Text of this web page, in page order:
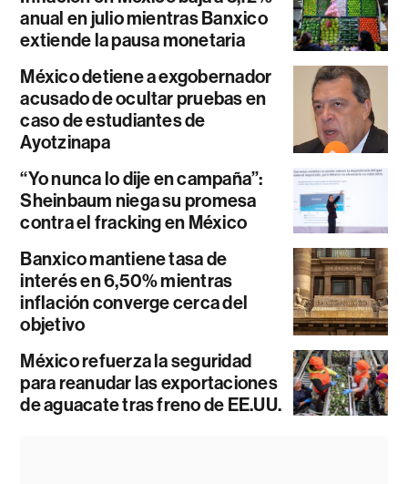
anual en julio mientras Banxico
extiende la pausa monetaria
México detiene a exgobernador
acusado de ocultar pruebas en
caso de estudiantes de
Ayotzinapa
“Yo nunca lo dije en campaña”:
Sheinbaum niega su promesa
contra el fracking en México
Banxico mantiene tasa de
interés en 6,50% mientras
inflación converge cerca del
objetivo
México refuerza la seguridad
para reanudar las exportaciones
de aguacate tras freno de EE.UU.